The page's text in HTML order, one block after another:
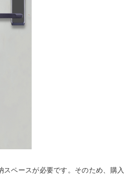
ペースが必要です。そのため、購入